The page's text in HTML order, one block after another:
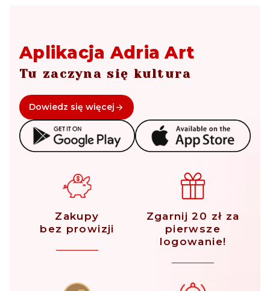
Aplikacja Adria Art
Tu zaczyna się kultura
Dowiedz się więcej
Zakupy
bez prowizji
Zgarnij 20 zł za
pierwsze
logowanie!